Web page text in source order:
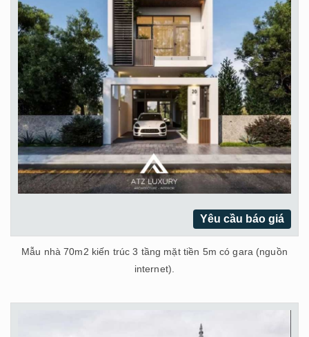
Yêu cầu báo giá
Mẫu nhà 70m2 kiến trúc 3 tầng mặt tiền 5m có gara (nguồn
internet).